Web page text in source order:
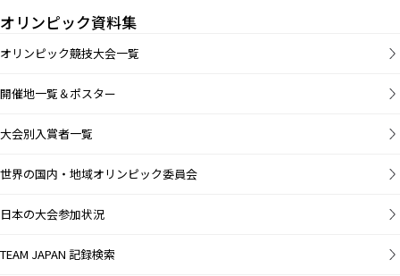
オリンピック資料集
オリンピック競技大会一覧
開催地一覧＆ポスター
大会別入賞者一覧
世界の国内・地域オリンピック委員会
日本の大会参加状況
TEAM JAPAN 記録検索